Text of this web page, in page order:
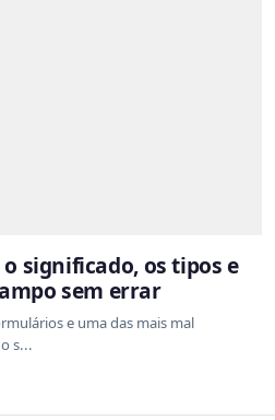
significado, os tipos e
sem errar
e uma das mais mal
s...